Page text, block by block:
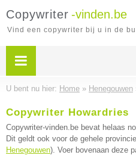
Copywriter -vinden.be
Vind een copywriter bij u in de
U bent nu hier: Home » Henegouwen
Copywriter Howardries
Copywriter-vinden.be bevat helaas
Dit geldt ook voor de gehele
Henegouwen). Voer bovenaan deze